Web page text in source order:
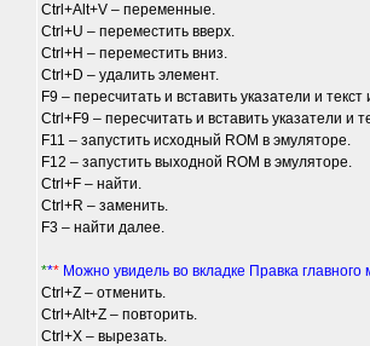
Ctrl+Alt+V – переменные.
Ctrl+U – переместить вверх.
Ctrl+H – переместить вниз.
Ctrl+D – удалить элемент.
F9 – пересчитать и вставить указатели и
Ctrl+F9 – пересчитать и вставить указатели и
F11 – запустить исходный ROM в эмуляторе.
F12 – запустить выходной ROM в эмуляторе.
Ctrl+F – найти.
Ctrl+R – заменить.
F3 – найти далее.
*** Можно увидель во вкладке Правка главного
Ctrl+Z – отменить.
Ctrl+Alt+Z – повторить.
Ctrl+X – вырезать.